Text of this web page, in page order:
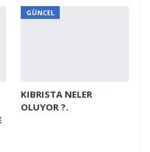
GÜNCEL
KIBRISTA NELER
OLUYOR ?.